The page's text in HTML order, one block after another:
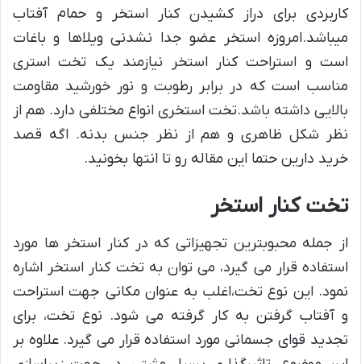
کاربردی برای دراز کشیدن کنار استخر و حمام آفتاب
میباشد.امروزه استخر عضو جدا نشدنی ویلاها و باغات
است و استراحت کنار استخر نیازمند یک تخت استری
مناسب است که در برابر رطوبت و نور خورشید مقاومت
بالایی داشته باشد.تخت استخری انواع مختلفی دارد. هم از
نظر شکل ظاهری و هم از نظر جنس بدنه. اگه قصد
خرید دارین حتما این مقاله رو تا انتها بخونید.
تخت کنار استخر
از جمله محبوبترین تجهیزاتی که در کنار استخر ها مورد
استفاده قرار می گیرد، می توان به تخت کنار استخر اشاره
نمود. این نوع تخت،اغلب به عنوان مکانی جهت استراحت
و آفتاب گرفتن به کار گرفته می شود. نوع تخت، برای
تجدید قوای جسمانی مورد استفاده قرار می گیرد. علاوه بر